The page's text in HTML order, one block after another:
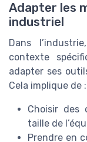
Adapter les
industriel
Dans
contexte
adapter ses
Cela implique de :
Choisir des
taille de
Prendre en